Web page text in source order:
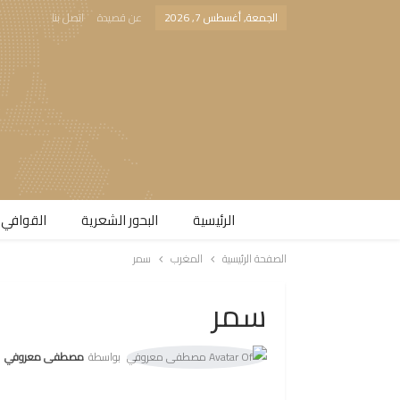
الجمعة, أغسطس 7, 2026 عن قصيدة اتصل بنا
الرئيسية البحور الشعرية​
الصفحة الرئيسية المغرب سمر
سمر
بواسطة مصطفى معروفي